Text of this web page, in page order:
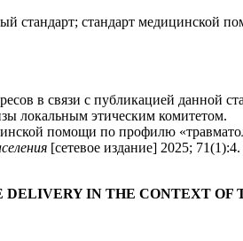
стандарт; стандарт медицинской
в связи с публикацией данной
локальным этическим комитетом.
помощи по профилю
[сетевое издание] 2025;
IN THE CONTEXT OF